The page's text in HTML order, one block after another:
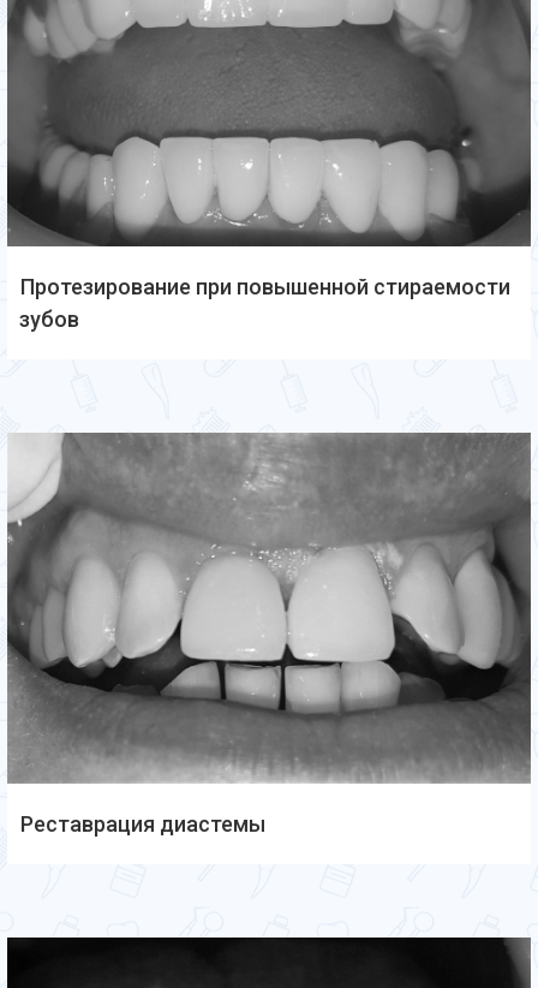
Протезирование при повышенной стираемости
зубов
Реставрация диастемы